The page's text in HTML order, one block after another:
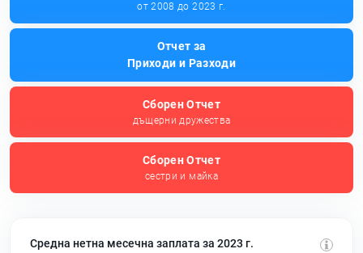
от 2008 до 2023 г.
Отчет за
Приходи и Разходи
Сборен Отчет
дъщерни дружества
Сборен Отчет
сестри и майка
Средна нетна месечна заплата за 2023 г.